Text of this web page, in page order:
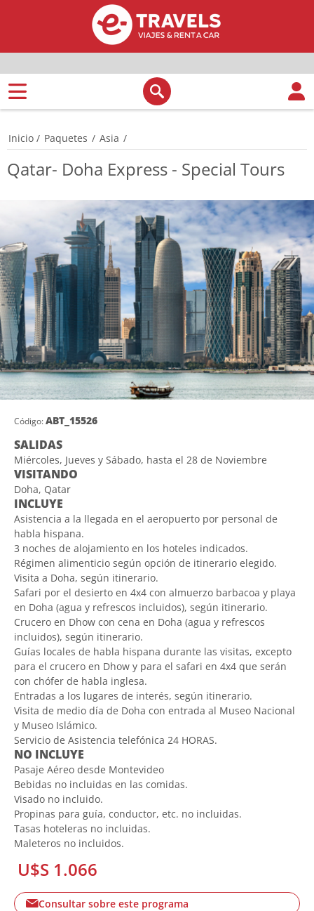
Inicio / Paquetes / Asia /
Qatar- Doha Express - Special Tours
Código:ABT_15526
SALIDAS
Miércoles, Jueves y Sábado, hasta el 28 de Noviembre
VISITANDO
Doha, Qatar
INCLUYE
Asistencia a la llegada en el aeropuerto por personal de
habla hispana.
3 noches de alojamiento en los hoteles indicados.
Régimen alimenticio según opción de itinerario elegido.
Visita a Doha, según itinerario.
Safari por el desierto en 4x4 con almuerzo barbacoa y playa
en Doha (agua y refrescos incluidos), según itinerario.
Crucero en Dhow con cena en Doha (agua y refrescos
incluidos), según itinerario.
Guías locales de habla hispana durante las visitas, excepto
para el crucero en Dhow y para el safari en 4x4 que serán
con chófer de habla inglesa.
Entradas a los lugares de interés, según itinerario.
Visita de medio día de Doha con entrada al Museo Nacional
y Museo Islámico.
Servicio de Asistencia telefónica 24 HORAS.
NO INCLUYE
Pasaje Aéreo desde Montevideo
Bebidas no incluidas en las comidas.
Visado no incluido.
Propinas para guía, conductor, etc. no incluidas.
Tasas hoteleras no incluidas.
Maleteros no incluidos.
U$S 1.066
Consultar sobre este programa